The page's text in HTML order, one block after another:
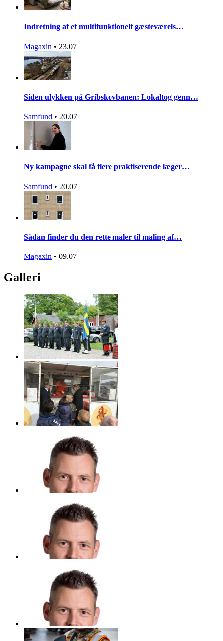
Indretning af et multifunktionelt gæsteværels…
Magaxin • 23.07
Siden ulykken på Gribskovbanen: Lokaltog genn…
Samfund • 20.07
Ny kampagne skal få flere praktiserende læger…
Samfund • 20.07
Sådan finder du den rette maler til maling af…
Magaxin • 09.07
Galleri